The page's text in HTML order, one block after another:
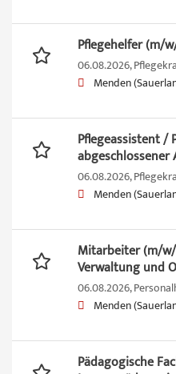
Pflegehelfer (m/
06.08.2026,
Menden
Pflegeassistent /
abgeschlossener
06.08.2026,
Menden
Mitarbeiter (m/
Verwaltung und
06.08.2026,
Menden
Pädagogische